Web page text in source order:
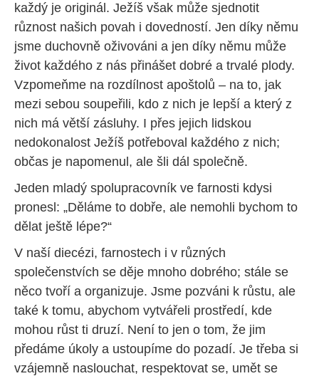
každý je originál. Ježíš však může sjednotit
různost našich povah i dovedností. Jen díky němu
jsme duchovně oživováni a jen díky němu může
život každého z nás přinášet dobré a trvalé plody.
Vzpomeňme na rozdílnost apoštolů – na to, jak
mezi sebou soupeřili, kdo z nich je lepší a který z
nich má větší zásluhy. I přes jejich lidskou
nedokonalost Ježíš potřeboval každého z nich;
občas je napomenul, ale šli dál společně.
Jeden mladý spolupracovník ve farnosti kdysi
pronesl: „Děláme to dobře, ale nemohli bychom to
dělat ještě lépe?“
V naší diecézi, farnostech i v různých
společenstvích se děje mnoho dobrého; stále se
něco tvoří a organizuje. Jsme pozváni k růstu, ale
také k tomu, abychom vytvářeli prostředí, kde
mohou růst ti druzí. Není to jen o tom, že jim
předáme úkoly a ustoupíme do pozadí. Je třeba si
vzájemně naslouchat, respektovat se, umět se